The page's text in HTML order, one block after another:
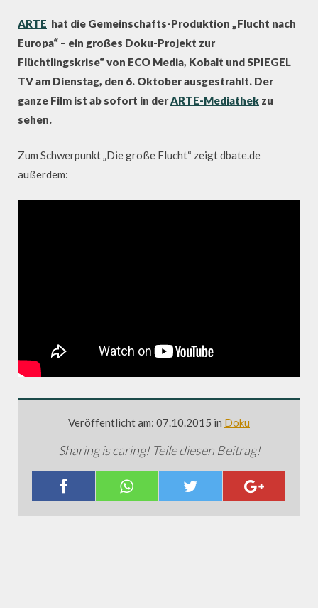
ARTE hat die Gemeinschafts-Produktion „Flucht nach
Europa“ – ein großes Doku-Projekt zur
Flüchtlingskrise“ von ECO Media, Kobalt und SPIEGEL
TV am Dienstag, den 6. Oktober ausgestrahlt. Der
ganze Film ist ab sofort in derARTE-Mediathek zu
sehen.
Zum Schwerpunkt „Die große Flucht“ zeigt dbate.de
außerdem:
Veröffentlicht am: 07.10.2015 in Doku
Sharing is caring! Teile diesen Beitrag!